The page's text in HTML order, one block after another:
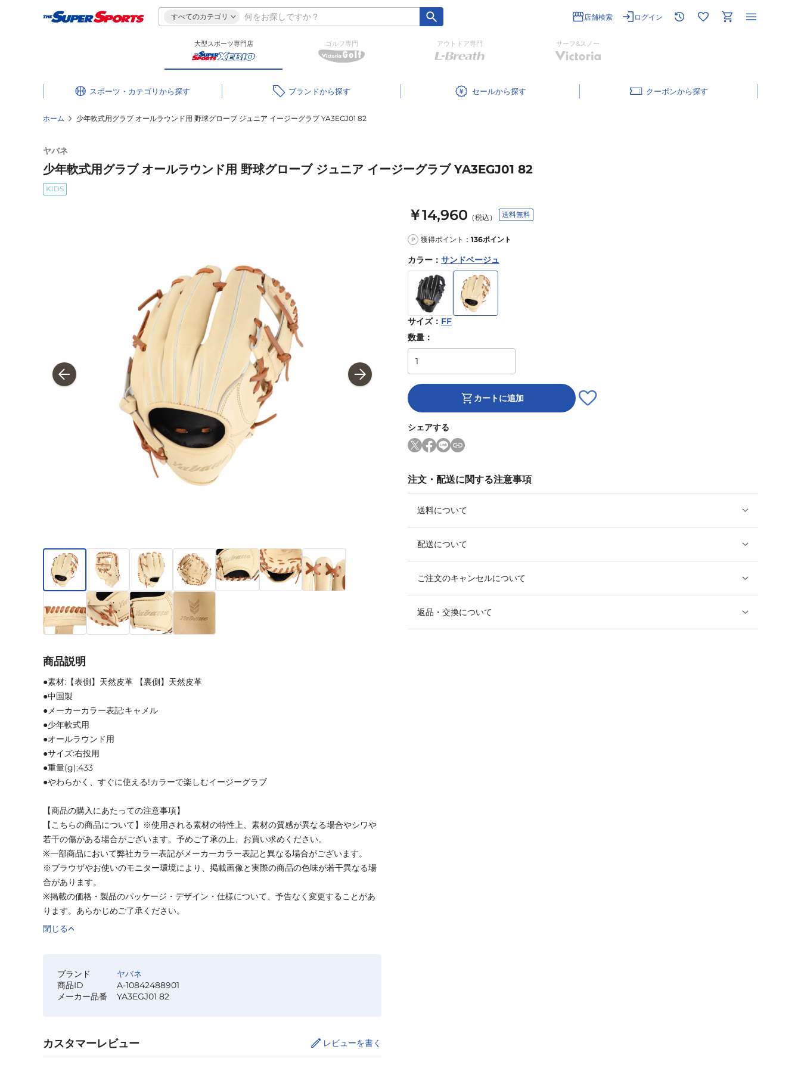
すべてのカテゴリ 店舗検索 ログイン
大型スポーツ専門店 ゴルフ専門 アウトドア専門 サーフ&スノー
スポーツ・カテゴリ ブランド セール クーポン
ホーム 少年軟式用グラブ オールラウンド用 野球グローブ ジュニア イージーグラブ YA3EGJ01 82
ヤバネ
少年軟式用グラブ オールラウンド用 野球グローブ ジュニア イージーグラブ YA3EGJ01 82
KIDS
￥14,960 （税込） 送料無料
P 獲得ポイント： 136ポイント
カラー ： サンドベージュ
サイズ： FF
数量：
カートに追加
シェアする
注文・配送に関する注意事項
送料について
配送について
ご注文のキャンセルについて
返品・交換について
商品説明
●素材:【表側】天然皮革 【裏側】天然皮革
●中国製
●メーカーカラー表記:キャメル
●少年軟式用
●オールラウンド用
●サイズ:右投用
●重量(g):433
●やわらかく、すぐに使える!カラーで楽しむイージーグラブ
【商品の購入にあたっての注意事項】
【こちらの商品について】※使用される素材の特性上、素材の質感が異なる場合やシワや
若干の傷がある場合がございます。予めご了承の上、お買い求めください。
※一部商品において弊社カラー表記がメーカーカラー表記と異なる場合がございます。
※ブラウザやお使いのモニター環境により、掲載画像と実際の商品の色味が若干異なる場
合があります。
※掲載の価格・製品のパッケージ・デザイン・仕様について、予告なく変更することがあ
ります。あらかじめご了承ください。
閉じる
ブランド
ヤバネ
商品ID
A-10842488901
メーカー品番
YA3EGJ01 82
カスタマーレビュー レビューを書く